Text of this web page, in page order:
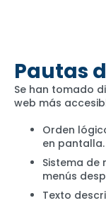
Pautas
Se han tomado
web más
Orden
en pantalla.
Sistema de
menús
Texto